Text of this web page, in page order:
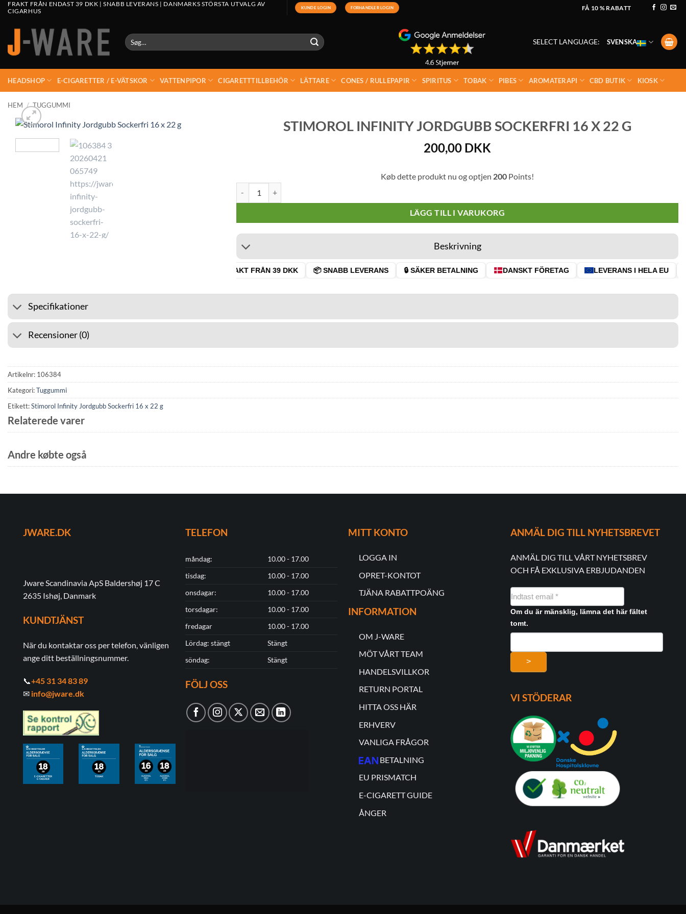
FRAKT FRÅN ENDAST 39 DKK | SNABB LEVERANS | DANMARKS STÖRSTA UTVALG AV
CIGARHUS
KUNDE LOGIN FORHANDLER LOGIN FÅ 10 % RABATT
Søg
efter:
SELECT LANGUAGE: SVENSKA
HEADSHOP E-CIGARETTER / E-VÄTSKOR VATTENPIPOR CIGARETTTILLBEHÖR LÄTTARE CONES / RULLEPAPIR SPIRITUS TOBAK PIBES AROMATERAPI CBD BUTIK KIOSK
HEM / TUGGUMMI
STIMOROL INFINITY JORDGUBB SOCKERFRI 16 X 22 G
200,00 DKK
Køb dette produkt nu og optjen 200 Points!
LÄGG TILL I VARUKORG
Beskrivning
🚚 FRAKT FRÅN 39 DKK 📦 SNABB LEVERANS 🔒 SÄKER BETALNING DANSKT FÖRETAG LEVERANS I HELA EU
Specifikationer
Recensioner (0)
Artikelnr: 106384
Kategori:Tuggummi
Etikett:Stimorol Infinity Jordgubb Sockerfri 16 x 22 g
Relaterede varer
Andre købte også
JWARE.DK
Jware Scandinavia ApS Baldershøj 17 C
2635 Ishøj, Danmark
KUNDTJÄNST
När du kontaktar oss per telefon, vänligen
ange ditt beställningsnummer.
📞+45 31 34 83 89
✉ info@jware.dk
TELEFON
måndag:
10.00 - 17.00
tisdag:
10.00 - 17.00
onsdagar:
10.00 - 17.00
torsdagar:
10.00 - 17.00
fredagar
10.00 - 17.00
Lördag: stängt
Stängt
söndag:
Stängt
FÖLJ OSS
MITT KONTO
LOGGA IN
OPRET-KONTOT
TJÄNA RABATTPOÄNG
INFORMATION
OM J-WARE
MÖT VÅRT TEAM
HANDELSVILLKOR
RETURN PORTAL
HITTA OSS HÄR
ERHVERV
VANLIGA FRÅGOR
BETALNING
EU PRISMATCH
E-CIGARETT GUIDE
ÅNGER
ANMÄL DIG TILL NYHETSBREVET
ANMÄL DIG TILL VÅRT NYHETSBREV
OCH FÅ EXKLUSIVA ERBJUDANDEN
NYHEDSMAIL
FORMULAR
Om du är mänsklig, lämna det här fältet
tomt.
>
VI STÖDERAR